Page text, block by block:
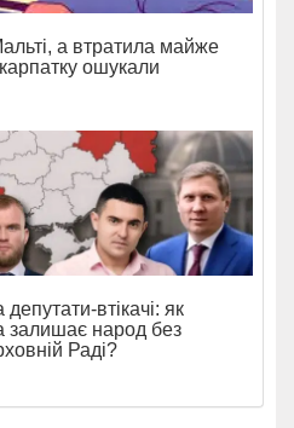
а втратила майже
ошукали
втікачі: як
залишає народ без
Раді?